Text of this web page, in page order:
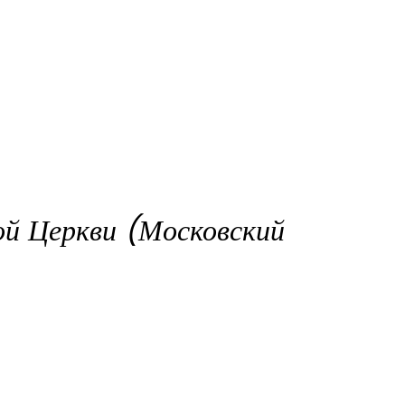
Церкви (Московский